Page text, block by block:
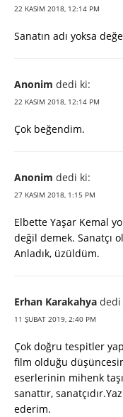
22 KASIM 2018, 12:14 PM
Sanatın adı yoksa
Anonim dedi ki:
22 KASIM 2018, 12:14 PM
Çok beğendim.
Anonim dedi ki:
27 KASIM 2018, 1:15 PM
Elbette Yaşar Kemal
değil demek. Sanatçı
Anladık, üzüldüm.
Erhan Karakahya dedi
11 ŞUBAT 2019, 2:40 PM
Çok doğru tespitler
film olduğu
eserlerinin mihenk
sanattır,
ederim.